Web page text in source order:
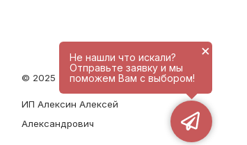
© 2025 - antique-center.ru
ИП Алексин Алексей
Александрович
Не нашли что искали?
Отправьте заявку и мы
поможем Вам с выбором!
×